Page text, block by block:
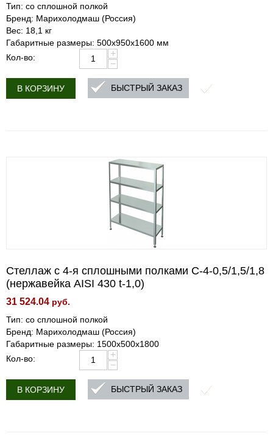
Тип: со сплошной полкой
Бренд: Марихолодмаш (Россия)
Вес: 18,1 кг
Габаритные размеры: 500х950х1600 мм
Кол-во:
+
−
В КОРЗИНУ БЫСТРЫЙ ЗАКАЗ
Стеллаж с 4-я сплошными полками С-4-0,5/1,5/1,8
(нержавейка AISI 430 t-1,0)
31 524.04 руб.
Тип: со сплошной полкой
Бренд: Марихолодмаш (Россия)
Габаритные размеры: 1500х500х1800
Кол-во:
+
−
В КОРЗИНУ БЫСТРЫЙ ЗАКАЗ